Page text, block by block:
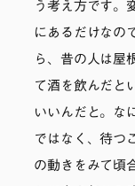
う考え方です。
にあるだけなの
ら、昔の人は屋
て酒を飲んだと
いいんだと。な
ではなく、待つ
の動きをみて頃